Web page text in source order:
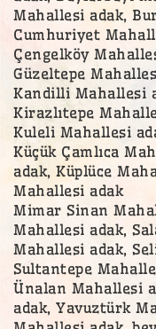
Mahallesi adak,
Cumhuriyet
Çengelköy
Güzeltepe
Kandilli Mahallesi
Kirazlıtepe
Kuleli Mahallesi
Küçük Çamlıca
adak, Küplüce
Mahallesi adak
Mimar Sinan
Mahallesi adak,
Mahallesi adak,
Sultantepe
Ünalan Mahallesi
adak, Yavuztürk